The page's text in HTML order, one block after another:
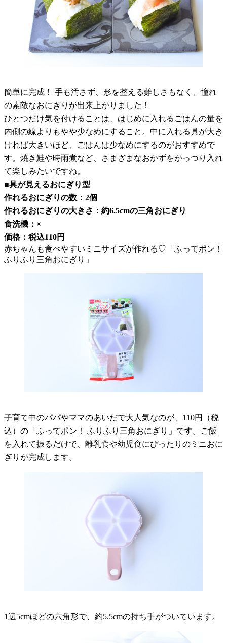
簡単に完成！ 手も汚さず、形を整える難しさもなく、憧れ
の素敵なおにぎりが出来上がりました！
ひとつだけ気を付けることは、はじめに入れるごはんの量を
内側の線よりもやや少なめにすること。中に入れる具が大き
ければ大きいほど、ごはんは少なめにするのがおすすめで
す。焼き鮭や時雨煮など、さまざまなおかずをがっつり入れ
て楽しみたいですね。
■具が見えるおにぎり型
作れるおにぎりの数：2個
作れるおにぎりの大きさ：約6.5cmの三角おにぎり
食洗機：×
価格：税込110円
赤ちゃんも食べやすいミニサイズが作れる♡「ふってポン！
ふりふり三角おにぎり」
子育て中のパパやママのあいだで大人気なのが、110円（税
込）の「ふってポン！ ふりふり三角おにぎり」です。ご飯
を入れて振るだけで、離乳食や幼児食にぴったりのミニおに
ぎりが完成します。
1辺5cmほどの六角形で、約5.5cmの持ち手がついています。